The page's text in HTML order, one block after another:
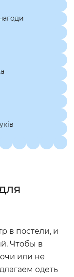
в постели, и
Чтобы в
или не
одеть